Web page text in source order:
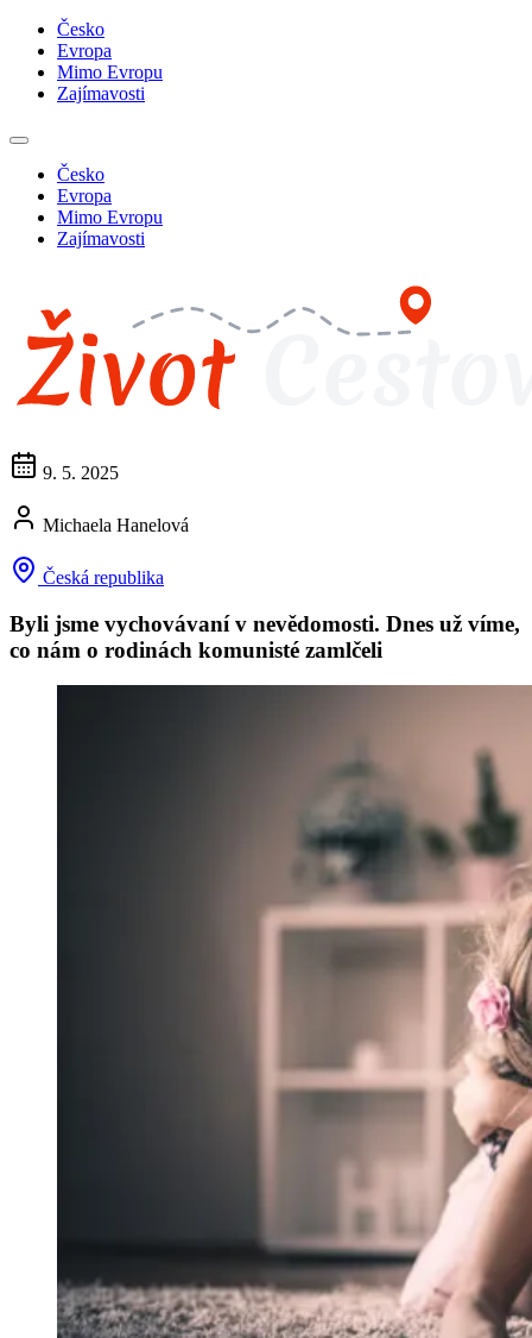
Česko
Evropa
Mimo Evropu
Zajímavosti
Česko
Evropa
Mimo Evropu
Zajímavosti
9. 5. 2025
Michaela Hanelová
Česká republika
Byli jsme vychovávaní v nevědomosti. Dnes už víme,
co nám o rodinách komunisté zamlčeli